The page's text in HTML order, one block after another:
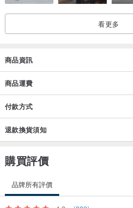
看更多
商品資訊
商品運費
付款方式
退款換貨須知
購買評價
品牌所有評價